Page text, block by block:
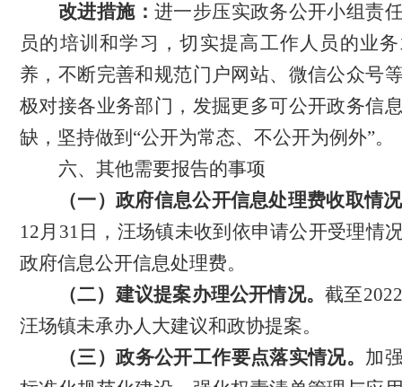
改进措施： 进一步压实政务公开小组责
员的培训和学习，切实提高工作人员的业
养，不断完善和规范门户网站、微信公众号
极对接各业务部门，发掘更多可公开政务信
缺，坚持做到 “公开为常态、不公开为例外”。
六、其他需要报告的事项
（一）政府信息公开信息处理费收取情
12月 31 日，汪场镇未收到依申请公开受理情
政府信息公开信息处理费。
（二）建议提案办理公开情况。截至2022
汪场镇未承办人大建议和政协提案。
（三）政务公开工作要点落实情况。 加